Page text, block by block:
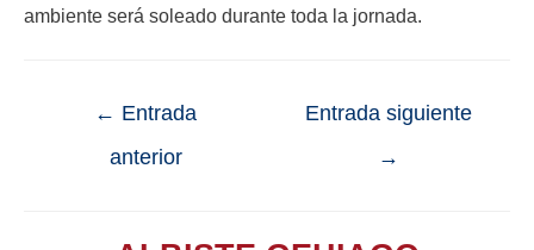
ambiente será soleado durante toda la jornada.
← Entrada
anterior
Entrada siguiente
→